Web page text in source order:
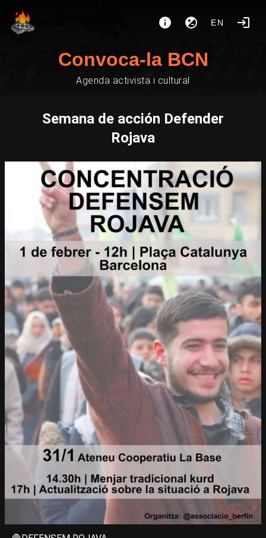
EN
Convoca-la BCN
Agenda activista i cultural
Semana de acción Defender
Rojava